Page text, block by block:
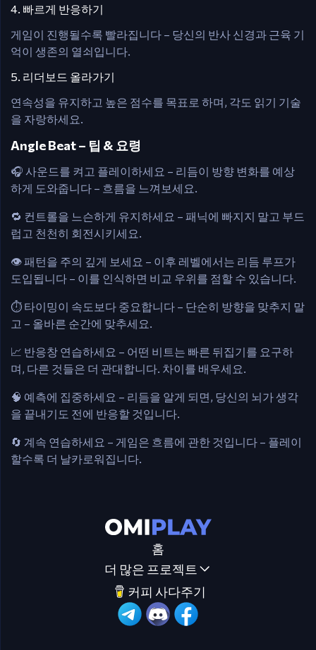
4. 빠르게 반응하기
게임이 진행될수록 빨라집니다 – 당신의 반사 신경과 근육 기
억이 생존의 열쇠입니다.
5. 리더보드 올라가기
연속성을 유지하고 높은 점수를 목표로 하며, 각도 읽기 기술
을 자랑하세요.
Angle Beat – 팁 & 요령
🎧 사운드를 켜고 플레이하세요 – 리듬이 방향 변화를 예상
하게 도와줍니다 – 흐름을 느껴보세요.
🔁 컨트롤을 느슨하게 유지하세요 – 패닉에 빠지지 말고 부드
럽고 천천히 회전시키세요.
👁️ 패턴을 주의 깊게 보세요 – 이후 레벨에서는 리듬 루프가
도입됩니다 – 이를 인식하면 비교 우위를 점할 수 있습니다.
⏱️ 타이밍이 속도보다 중요합니다 – 단순히 방향을 맞추지 말
고 – 올바른 순간에 맞추세요.
📈 반응창 연습하세요 – 어떤 비트는 빠른 뒤집기를 요구하
며, 다른 것들은 더 관대합니다. 차이를 배우세요.
🧠 예측에 집중하세요 – 리듬을 알게 되면, 당신의 뇌가 생각
을 끝내기도 전에 반응할 것입니다.
🔄 계속 연습하세요 – 게임은 흐름에 관한 것입니다 – 플레이
할수록 더 날카로워집니다.
홈
더 많은 프로젝트
커피 사다주기